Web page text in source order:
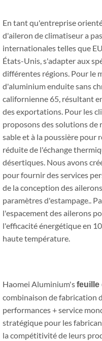
En tant qu'entreprise
d'aileron de climatiseur a
internationales telles que
États-Unis, s'adapter aux
différentes régions. Pour le
d'aluminium enduite sans
californienne 65, résultant
des exportations. Pour les
proposons des solutions de
sable et à la poussière pour
réduite de l'échange
désertiques. Nous avons
pour fournir des services
de la conception des
paramètres d'estampage..
l'espacement des ailerons
l'efficacité énergétique en
haute température.
Haomei Aluminium'sfeuille
combinaison de fabrication
performances + service
stratégique pour les
la compétitivité de leurs